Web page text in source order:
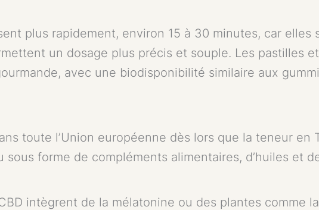
plus rapidement, environ 15 à 30 minutes, car elles
un dosage plus précis et souple. Les pastilles
avec une biodisponibilité similaire aux
toute l’Union européenne dès lors que la teneur en
sous forme de compléments alimentaires, d’huiles et
intègrent de la mélatonine ou des plantes comme